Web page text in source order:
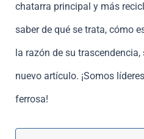
chatarra principal y más
saber de qué se trata, cómo
la razón de su
nuevo artículo. ¡Somos
ferrosa!